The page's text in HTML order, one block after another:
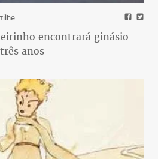
encontrará ginásio
anos